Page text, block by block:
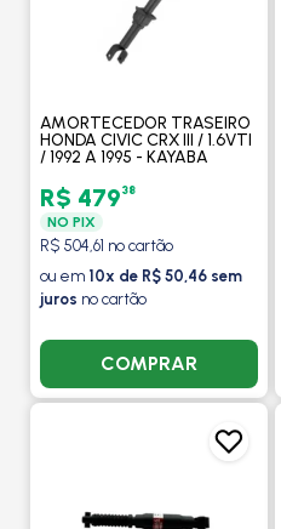
AMORTECEDOR TRASEIRO
HONDA CIVIC CRX III / 1.6VTI
/ 1992 A 1995 - KAYABA
R$ 47938
NO PIX
R$ 504,61 no cartão
ou em 10x de R$ 50,46 sem
juros no cartão
COMPRAR